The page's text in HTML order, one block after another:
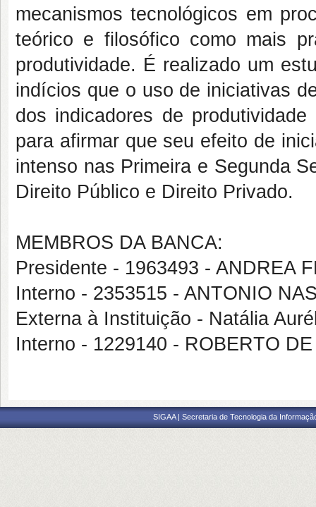
mecanismos tecnológicos em
teórico e filosófico como mais
produtividade. É realizado um
indícios que o uso de iniciativas
dos indicadores de
para afirmar que seu efeito de
intenso nas Primeira e Segunda
Direito Público e Direito Privado.
MEMBROS DA BANCA:
Presidente - 1963493 - ANDREA
Interno - 2353515 - ANTONIO
Externa à Instituição - Natália
Interno - 1229140 - ROBERTO
SIGAA | Secretaria de Tecnologia da